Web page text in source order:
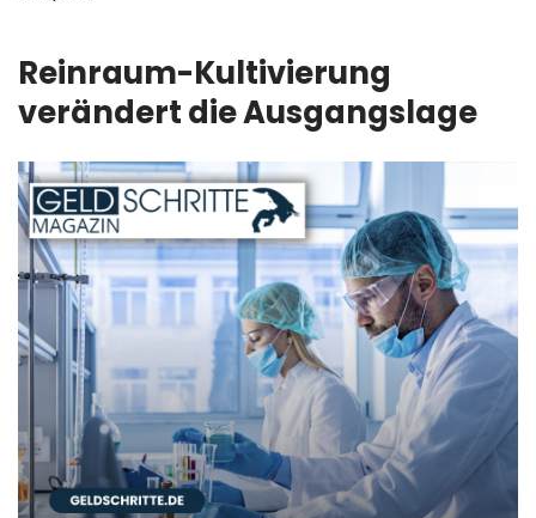
Reinraum-Kultivierung
verändert die Ausgangslage